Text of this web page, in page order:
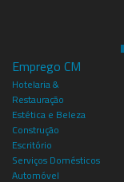
Emprego CM
Hotelaria &
Restauração
Estética e Beleza
Construção
Escritório
Serviços Domésticos
Automóvel